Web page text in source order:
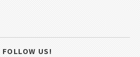
FOLLOW US!